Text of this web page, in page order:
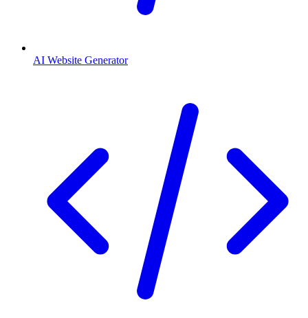
AI Website Generator